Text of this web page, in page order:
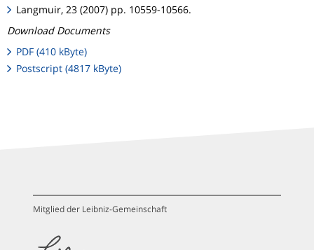
Langmuir, 23 (2007) pp. 10559-10566.
Download Documents
PDF (410 kByte)
Postscript (4817 kByte)
Mitglied der Leibniz-Gemeinschaft